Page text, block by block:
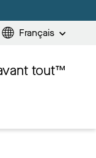
Français
tout™